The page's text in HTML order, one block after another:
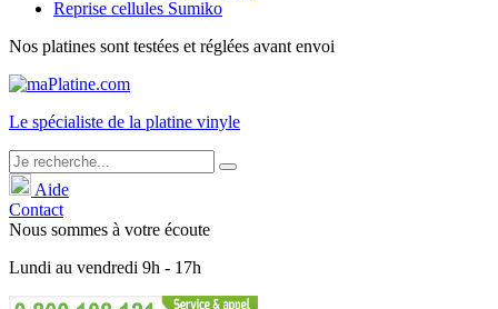
Reprise cellules Sumiko
Nos platines sont testées et réglées avant envoi
Le spécialiste de la platine vinyle
Aide
Contact
Nous sommes à votre écoute
Lundi au vendredi 9h - 17h